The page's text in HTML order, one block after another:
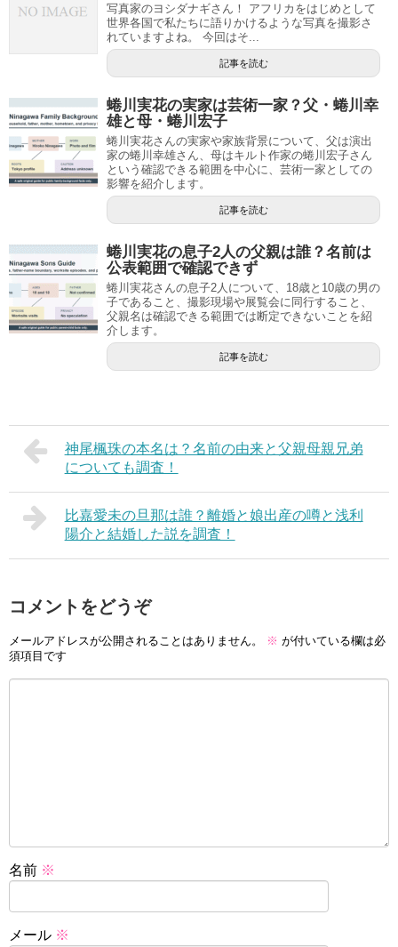
写真家のヨシダナギさん！ アフリカをはじめとして
世界各国で私たちに語りかけるような写真を撮影さ
れていますよね。 今回はそ...
記事を読む
蜷川実花の実家は芸術一家？父・蜷川幸
雄と母・蜷川宏子
蜷川実花さんの実家や家族背景について、父は演出
家の蜷川幸雄さん、母はキルト作家の蜷川宏子さん
という確認できる範囲を中心に、芸術一家としての
影響を紹介します。
記事を読む
蜷川実花の息子2人の父親は誰？名前は
公表範囲で確認できず
蜷川実花さんの息子2人について、18歳と10歳の男の
子であること、撮影現場や展覧会に同行すること、
父親名は確認できる範囲では断定できないことを紹
介します。
記事を読む
神尾楓珠の本名は？名前の由来と父親母親兄弟
についても調査！
比嘉愛未の旦那は誰？離婚と娘出産の噂と浅利
陽介と結婚した説を調査！
コメントをどうぞ
メールアドレスが公開されることはありません。 ※ が付いている欄は必
須項目です
名前 ※
メール ※